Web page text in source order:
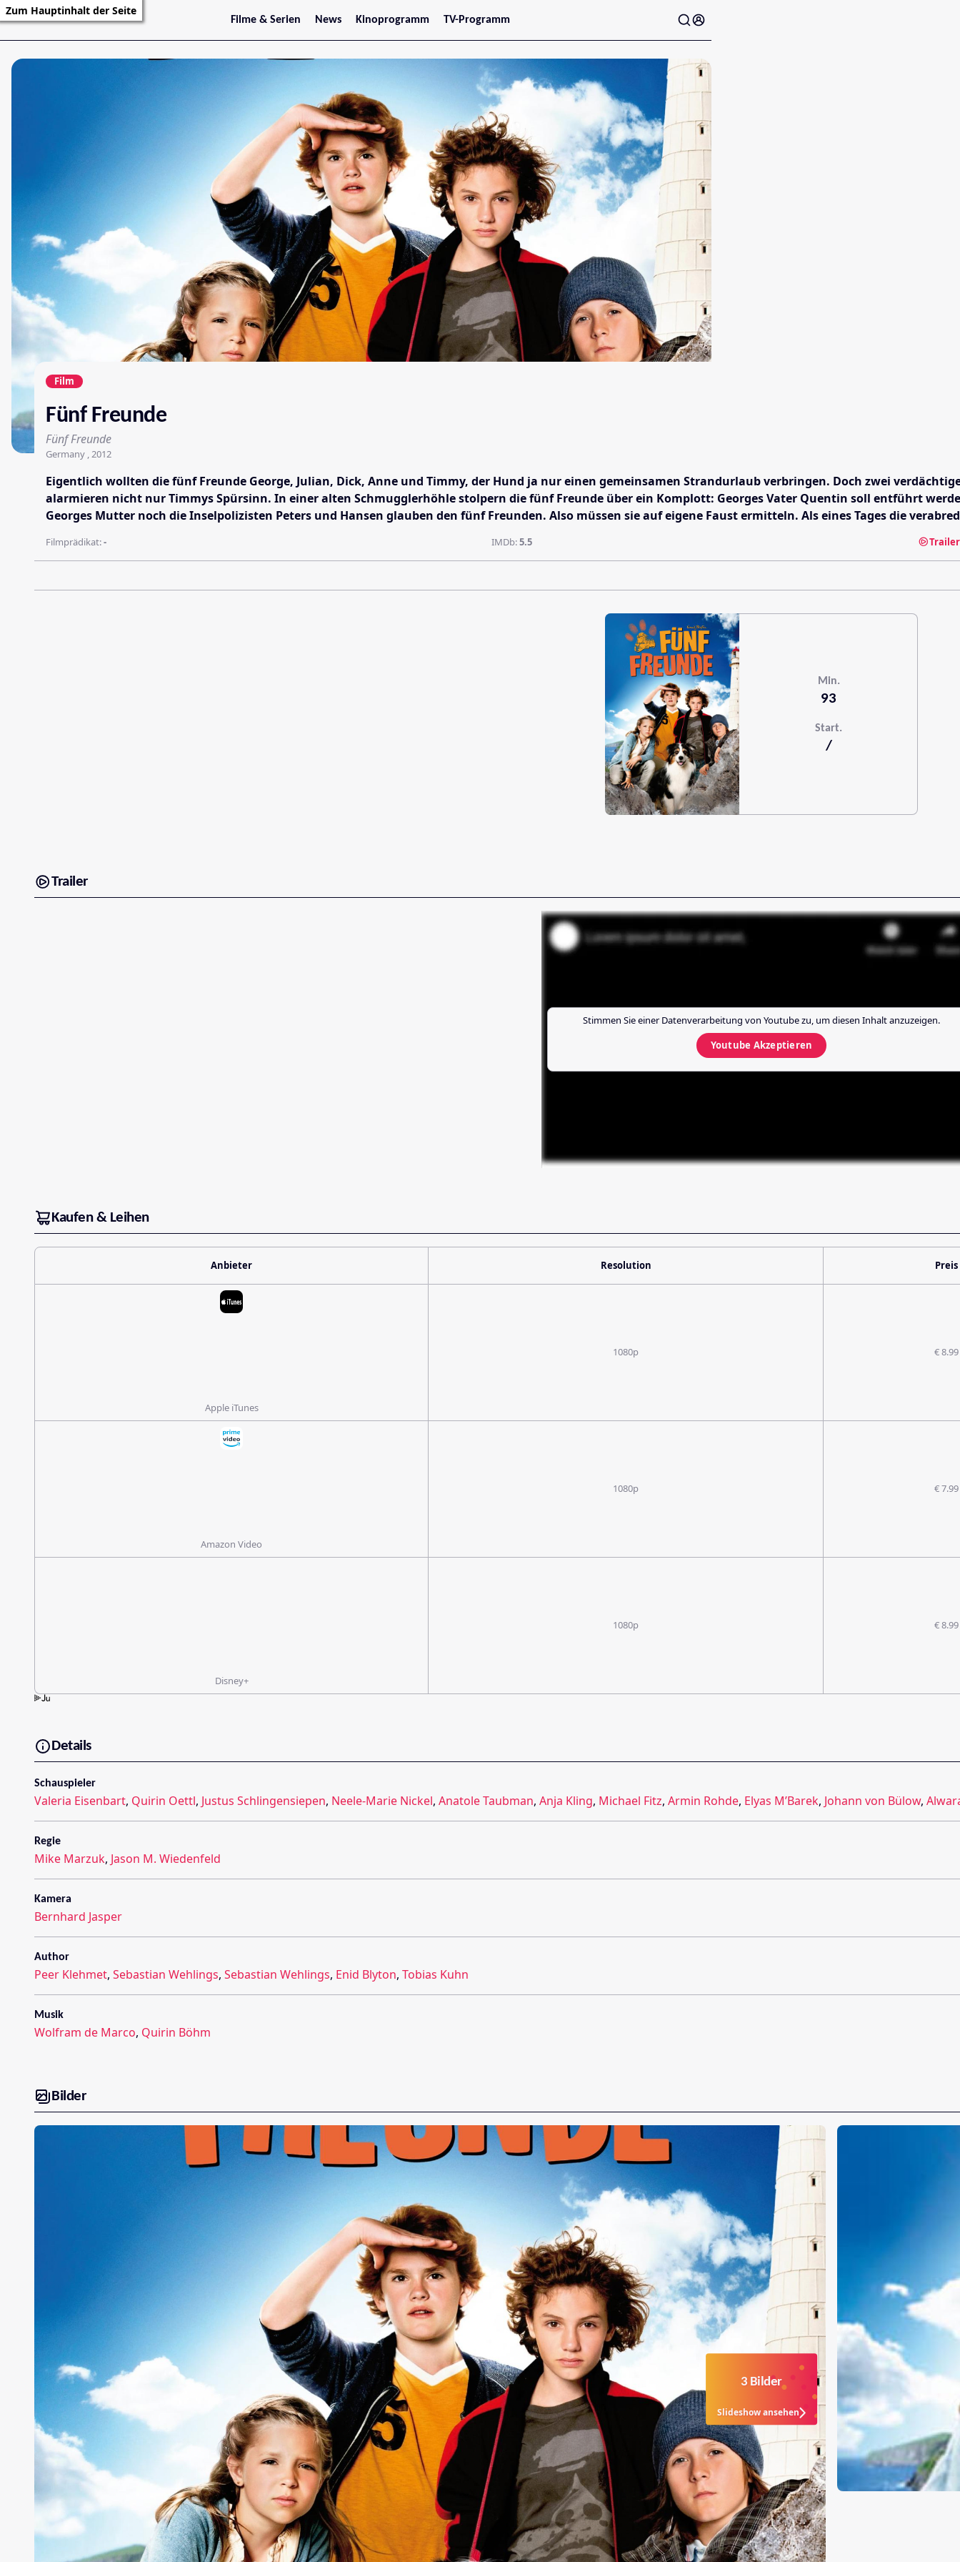
Zum Hauptinhalt der Seite
Filme & Serien
Trailer
News
Stars
Kinoprogramm
Jetzt im Kino
Oberösterreich
Steiermark
Burgenland
Kärnten
Salzburg
Tirol
Vorarlberg
TV-Programm
Film
Fünf Freunde
Fünf Freunde
Germany , 2012
Eigentlich wollten die fünf Freunde George, Julian, Dick, Anne und Timmy, der Hund ja nur einen gemeinsamen Strandurlaub verbringen. Doch zwei
alarmieren nicht nur Timmys Spürsinn. In einer alten Schmugglerhöhle stolpern die fünf Freunde über ein Komplott: Georges Vater Quentin soll entführt
Georges Mutter noch die Inselpolizisten Peters und Hansen glauben den fünf Freunden. Also müssen sie auf eigene Faust ermitteln. Als eines Tages die
Filmprädikat:- IMDb:5.5
Min.
93
Start.
/
Trailer
Stimmen Sie einer Datenverarbeitung von Youtubezu, um diesen Inhalt anzuzeigen.
Youtube Akzeptieren
Kaufen & Leihen
Anbieter Resolution Preis
Apple iTunes
1080p € 8.99
Amazon Video
1080p € 7.99
Disney+
1080p € 8.99
Details
Schauspieler
Valeria Eisenbart, Quirin Oettl, Justus Schlingensiepen, Neele-Marie Nickel, Anatole Taubman, Anja Kling, Michael Fitz, Armin Rohde, Elyas M’Barek, Johann von Bülow,
Regie
Mike Marzuk, Jason M. Wiedenfeld
Kamera
Bernhard Jasper
Author
Peer Klehmet, Sebastian Wehlings, Sebastian Wehlings, Enid Blyton, Tobias Kuhn
Musik
Wolfram de Marco, Quirin Böhm
Bilder
3 Bilder
Slideshow ansehen